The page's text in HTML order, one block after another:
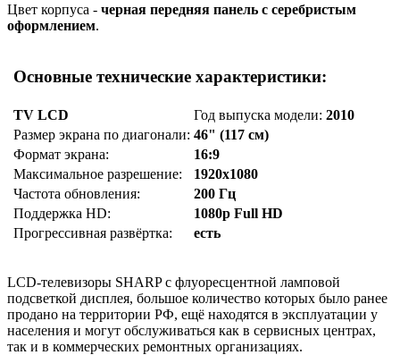
Цвет корпуса - черная передняя панель с серебристым
оформлением.
Основные технические характеристики:
TV LCD Год выпуска модели:2010
Размер экрана по диагонали: 46" (117 см)
Формат экрана:
16:9
Максимальное разрешение:
1920x1080
Частота обновления:
200 Гц
Поддержка HD:
1080p Full HD
Прогрессивная развёртка:
есть
LCD-телевизоры SHARP с флуоресцентной ламповой
подсветкой дисплея, большое количество которых было ранее
продано на территории РФ, ещё находятся в эксплуатации у
населения и могут обслуживаться как в сервисных центрах,
так и в коммерческих ремонтных организациях.